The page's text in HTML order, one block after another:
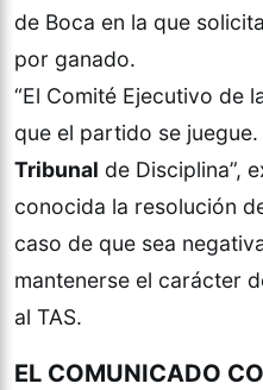
de Boca en la que
por ganado.
“El Comité Ejecutivo de
que el partido se
Tribunal de Disciplina”,
conocida la resolución
caso de que sea
mantenerse el carácter
al TAS.
EL COMUNICADO